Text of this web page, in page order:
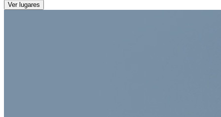
Ver lugares